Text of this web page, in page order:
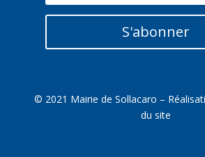
S'abonner
© 2021 Mairie de Sollacaro –
du site